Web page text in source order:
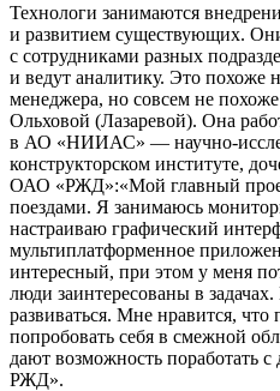
Технологи занимаются
и развитием существующих.
с сотрудниками разных
и ведут аналитику. Это похоже
менеджера, но совсем не
Ольховой (Лазаревой). Она
в АО «НИИАС» — научно-
конструкторском институте,
ОАО «РЖД»:«Мой главный
поездами. Я занимаюсь
настраиваю графический
мультиплатформенное
интересный, при этом у меня
люди заинтересованы в
развиваться. Мне нравится,
попробовать себя в смежной
дают возможность поработать
РЖД».